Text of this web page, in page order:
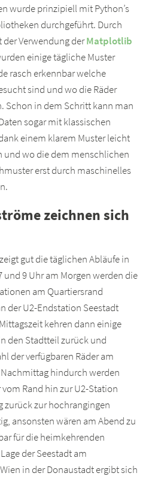
wurde prinzipiell mit Python’s
durchgeführt. Durch
Verwendung derMatplotlib
einige tägliche Muster
rasch erkennbar welche
sind und wo die Räder
Schon in dem Schritt kann man
sogar mit klassischen
einem klarem Muster leicht
und wo die dem menschlichen
erst durch maschinelles
zeichnen sich
gut die täglichen Abläufe in
und 9 Uhr am Morgen werden die
am Quartiersrand
der U2-Endstation Seestadt
kehren dann einige
den Stadtteil zurück und
der verfügbaren Räder am
hindurch werden
Rand hin zur U2-Station
zurück zur hochrangingen
ansonsten wären am Abend zu
für die heimkehrenden
der Seestadt am
in der Donaustadt ergibt sich